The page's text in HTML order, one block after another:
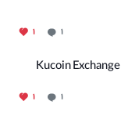
۱ ۱
۱ ۱